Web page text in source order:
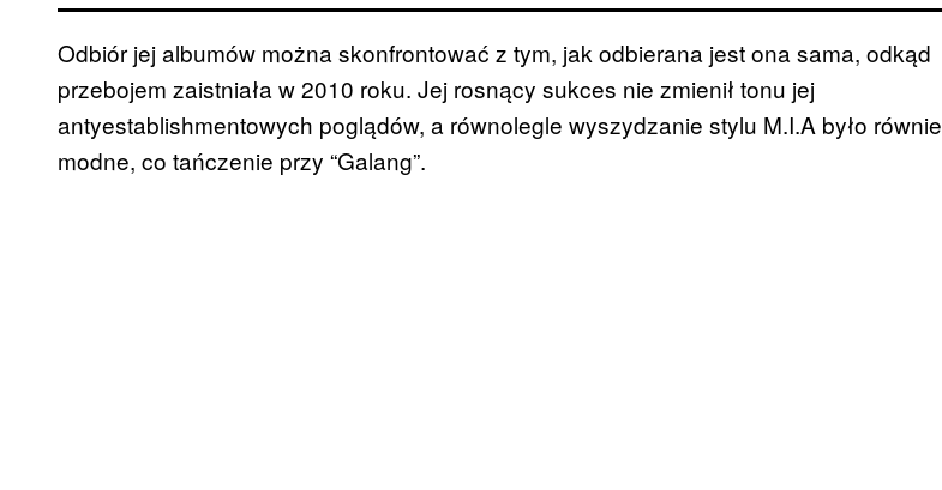
Odbiór jej albumów można skonfrontować z tym, jak odbierana jest ona sama, odkąd
przebojem zaistniała w 2010 roku. Jej rosnący sukces nie zmienił tonu jej
antyestablishmentowych poglądów, a równolegle wyszydzanie stylu M.I.A było równie
modne, co tańczenie przy “Galang”.